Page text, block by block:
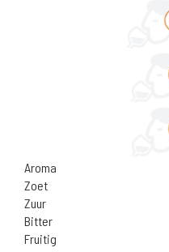
Aroma
Zoet
Zuur
Bitter
Fruitig